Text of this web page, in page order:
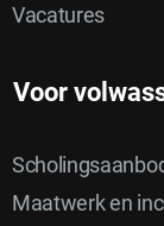
Vacatures
Voor
Maatwerk en